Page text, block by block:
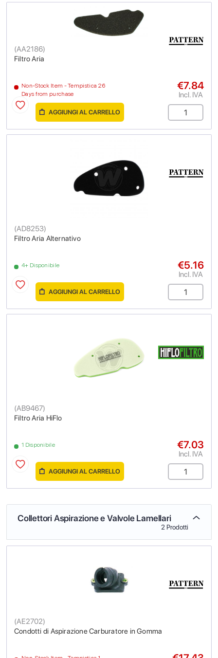
Filtro Aria
(AA2186)
Non-Stock Item - Tempistica 26
Days from purchase
€7.84
Incl. IVA
AGGIUNGI AL CARRELLO
Filtro Aria Alternativo
(AD8253)
4+ Disponibile €5.16
Incl. IVA
AGGIUNGI AL CARRELLO
Filtro Aria HiFlo
(AB9467)
1 Disponibile €7.03
Incl. IVA
AGGIUNGI AL CARRELLO
Collettori Aspirazione e Valvole Lamellari
2 Prodotti
Condotti di Aspirazione Carburatore in Gomma
(AE2702)